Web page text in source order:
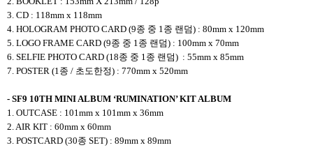
3. CD : 118mm x 118mm
4. HOLOGRAM PHOTO CARD (9종 중 1종 랜덤) : 80mm x 120mm
5. LOGO FRAME CARD (9종 중 1종 랜덤) : 100mm x 70mm
6. SELFIE PHOTO CARD (18종 중 1종 랜덤) : 55mm x 85mm
7. POSTER (1종 / 초도한정) : 770mm x 520mm
- SF9 10TH MINI ALBUM ‘RUMINATION’ KIT ALBUM
1. OUTCASE : 101mm x 101mm x 36mm
2. AIR KIT : 60mm x 60mm
3. POSTCARD (30종 SET) : 89mm x 89mm